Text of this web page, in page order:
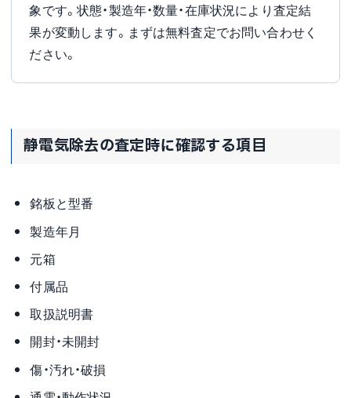
象です。状態・製造年・数量・在庫状況により査定結
果が変動します。まずは無料査定でお問い合わせく
ださい。
静電気除去の査定時に確認する項目
銘板と型番
製造年月
元箱
付属品
取扱説明書
開封・未開封
傷・汚れ・破損